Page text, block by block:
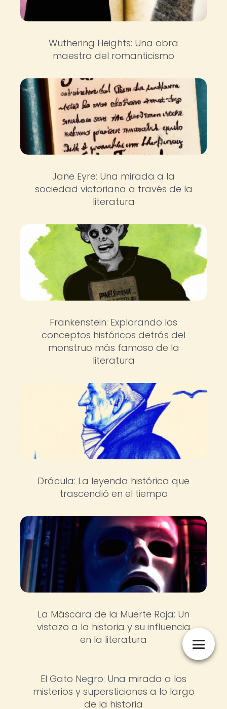
Wuthering Heights: Una obra
maestra del romanticismo
Jane Eyre: Una mirada a la
sociedad victoriana a través de la
literatura
Frankenstein: Explorando los
conceptos históricos detrás del
monstruo más famoso de la
literatura
Drácula: La leyenda histórica que
trascendió en el tiempo
La Máscara de la Muerte Roja: Un
vistazo a la historia y su influencia
en la literatura
El Gato Negro: Una mirada a los
misterios y supersticiones a lo largo
de la historia